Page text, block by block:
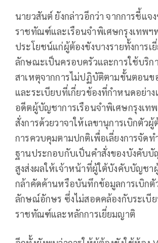
นายวสันต์ ยังกล่าวอีกว่า จากการชี้แจ
ราชทัณฑ์และเรือนจำพิเศษกรุงเทพฯ
ประโยชน์แก่ผู้ต้องขังบางรายทั้งการเ
ลักษณะเป็นครอบครัวและการใช้บริก
สาเหตุจากการไม่ปฏิบัติตามขั้นตอนข
และระเบียบที่เกี่ยวข้องที่กำหนดอย่าง
อดีตผู้บัญชาการเรือนจำพิเศษกรุงเท
สั่งการด้วยวาจาให้เลขานุการเบิกตัว
การควบคุมตามปกติเพื่อเลี่ยงการจัดท
ฐานประกอบกับเป็นคำสั่งของบังคับ
สูงส่งผลให้เจ้าหน้าที่ผู้ใต้บังคับบัญชา
กล้าคัดค้านหรือบันทึกข้อมูลการเบิกตั
ลักษณ์อักษร ซึ่งไม่สอดคล้องกับระเบี
ราชทัณฑ์และหลักการเยี่ยมญาติ